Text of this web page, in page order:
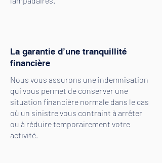
La garantie d’une tranquillité
financière
Nous vous assurons une indemnisation
qui vous permet de conserver une
situation financière normale dans le cas
où un sinistre vous contraint à arrêter
ou à réduire temporairement votre
activité.